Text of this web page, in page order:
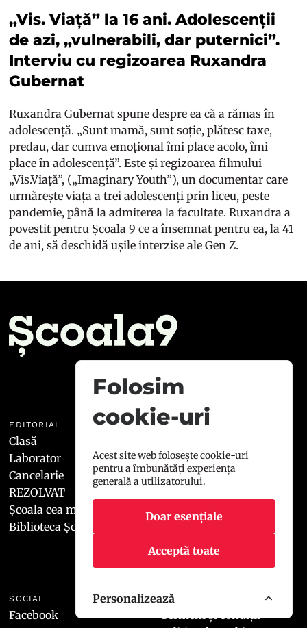
„Vis. Viață” la 16 ani. Adolescenții
de azi, „vulnerabili, dar puternici”.
Interviu cu regizoarea Ruxandra
Gubernat
Ruxandra Gubernat spune despre ea că a rămas în
adolescență. „Sunt mamă, sunt soție, plătesc taxe,
predau, dar cumva emoțional îmi place acolo, îmi
place în adolescență”. Este și regizoarea filmului
„Vis.Viață”, („Imaginary Youth”), un documentar care
urmărește viața a trei adolescenți prin liceu, peste
pandemie, până la admiterea la facultate. Ruxandra a
povestit pentru Școala 9 ce a însemnat pentru ea, la 41
de ani, să deschidă ușile interzise ale Gen Z.
EDITORIAL
Clasă
Laborator
Cancelarie
REZOLVAT
Școala cea mai 9
Biblioteca Școala9
ȘCOALA9
Redacția
Contact
SOCIAL
Facebook
LEGAL
Termeni și condiții
Folosim
cookie-uri
Acest site web folosește cookie-uri
pentru a îmbunătăți experiența
generală a utilizatorului.
Doar esențiale
Acceptă toate
Personalizează